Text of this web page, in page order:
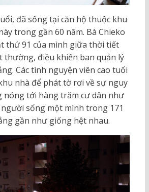
đã sống tại căn hộ thuộc khu
trong gần 60 năm. Bà Chieko
thứ 91 của mình giữa thời tiết
thường, điều khiến ban quản lý
Các tình nguyện viên cao tuổi
nhà để phát tờ rơi về sự nguy
nóng tới hàng trăm cư dân như
sống một mình trong 171
gần như giống hệt nhau.